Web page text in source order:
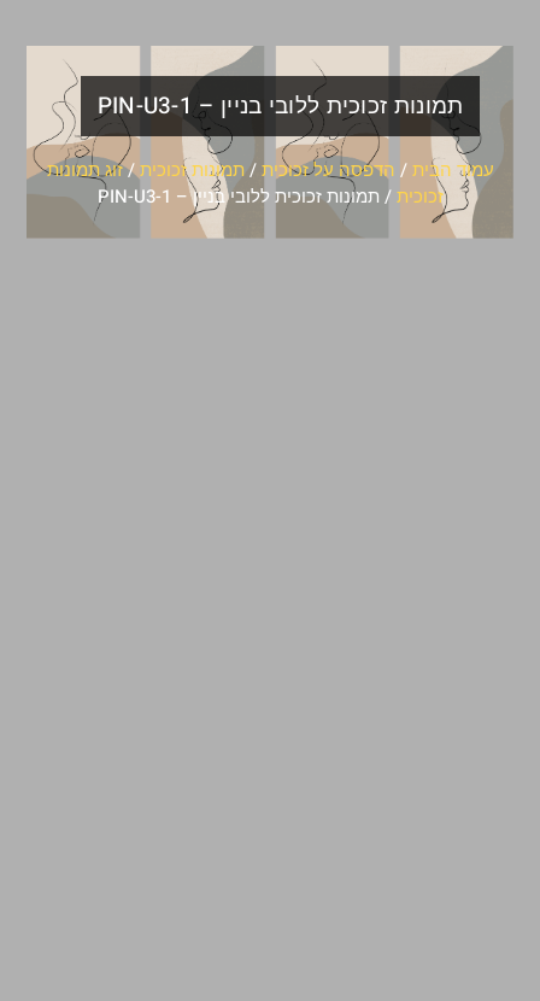
תמונות זכוכית ללובי בניין – PIN-U3-1
עמוד הבית/ הדפסה על זכוכית/תמונות זכוכית/זוג תמונות
זכוכית/ תמונות זכוכית ללובי בניין – PIN-U3-1